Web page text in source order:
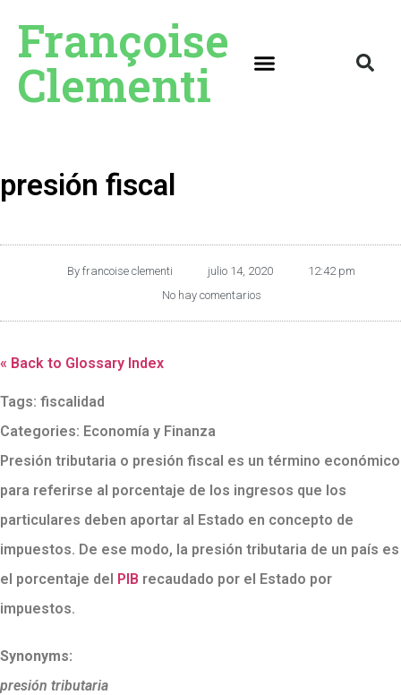
Françoise
Clementi
presión fiscal
By francoise clementi julio 14, 2020
12:42 pm
No hay comentarios
« Back to Glossary Index
Tags: fiscalidad
Categories: Economía y Finanza
Presión tributaria o presión fiscal es un término económico
para referirse al porcentaje de los ingresos que los
particulares deben aportar al Estado en concepto de
impuestos. De ese modo, la presión tributaria de un país es
el porcentaje del PIB recaudado por el Estado por
impuestos.
Synonyms:
presión tributaria